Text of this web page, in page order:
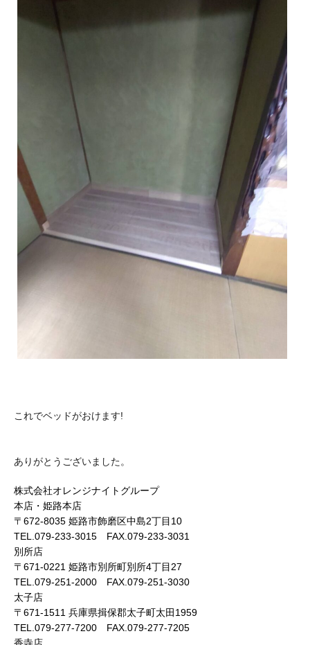
これでベッドがおけます!
ありがとうございました。
株式会社オレンジナイトグループ
本店・姫路本店
〒672-8035 姫路市飾磨区中島2丁目10
TEL.079-233-3015 FAX.079-233-3031
別所店
〒671-0221 姫路市別所町別所4丁目27
TEL.079-251-2000 FAX.079-251-3030
太子店
〒671-1511 兵庫県揖保郡太子町太田1959
TEL.079-277-7200 FAX.079-277-7205